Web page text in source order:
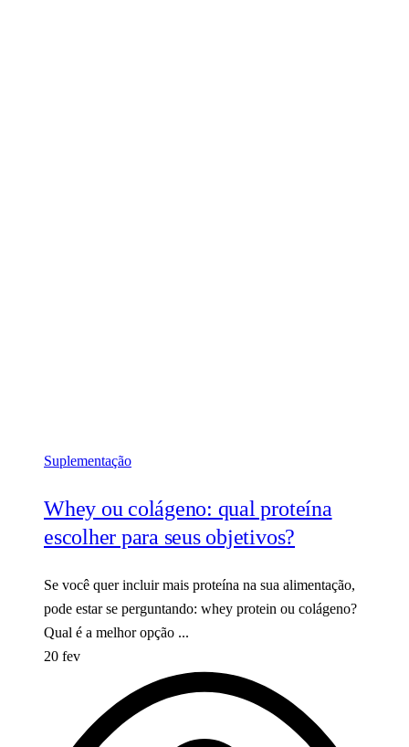
Suplementação
Whey ou colágeno: qual proteína
escolher para seus objetivos?
Se você quer incluir mais proteína na sua alimentação,
pode estar se perguntando: whey protein ou colágeno?
Qual é a melhor opção ...
20 fev